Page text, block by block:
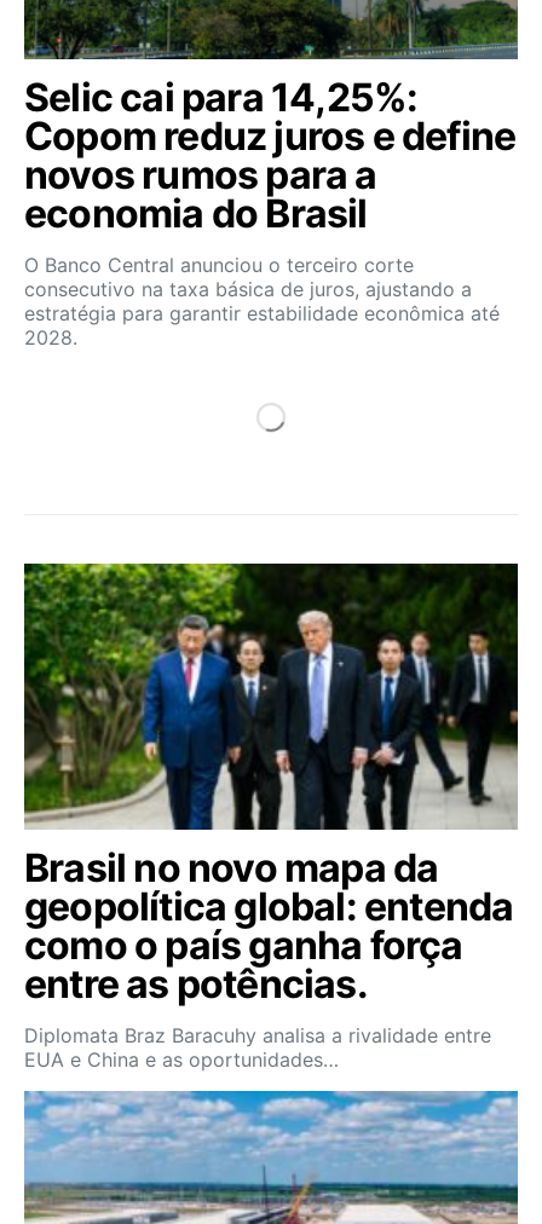
Selic cai para 14,25%:
Copom reduz juros e define
novos rumos para a
economia do Brasil
O Banco Central anunciou o terceiro corte
consecutivo na taxa básica de juros, ajustando a
estratégia para garantir estabilidade econômica até
2028.
Brasil no novo mapa da
geopolítica global: entenda
como o país ganha força
entre as potências.
Diplomata Braz Baracuhy analisa a rivalidade entre
EUA e China e as oportunidades…